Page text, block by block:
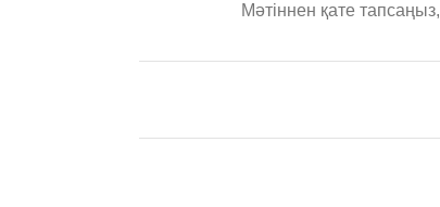
Мәтіннен қате тапсаңыз,